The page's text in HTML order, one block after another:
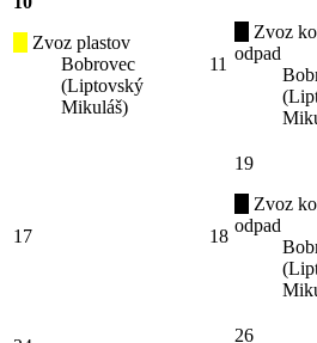
Zvoz plastov
Bobrovec
(Liptovský
Mikuláš)
11
Zvoz
odpad
17 18
19
Zvoz
odpad
26